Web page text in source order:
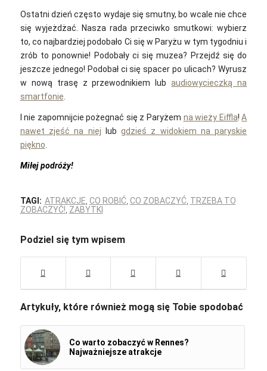
Ostatni dzień często wydaje się smutny, bo wcale nie chce
się wyjeżdżać. Nasza rada przeciwko smutkowi: wybierz
to, co najbardziej podobało Ci się w Paryżu w tym tygodniu i
zrób to ponownie! Podobały ci się muzea? Przejdź się do
jeszcze jednego! Podobał ci się spacer po ulicach? Wyrusz
w nową trasę z przewodnikiem lubaudiowycieczką na
smartfonie
I nie zapomnijcie pożegnać się z Paryżem na wieży Eiffla!A
nawet zjeść na niej lubgdzieś z widokiem na paryskie
piękno
Miłej podróży!
TAGI: ATRAKCJE CO ROBIĆ CO ZOBACZYĆ TRZEBA TO
ZOBACZYĆ! ZABYTKI
Podziel się tym wpisem
Artykuły, które również mogą się Tobie spodobać
Co warto zobaczyć w Rennes?
Najważniejsze atrakcje